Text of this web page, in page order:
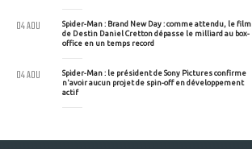
Spider-Man : Brand New Day : comme attendu, le film
de Destin Daniel Cretton dépasse le milliard au box-
office en un temps record
04 AOU
Spider-Man : le président de Sony Pictures confirme
n'avoir aucun projet de spin-off en développement
actif
04 AOU